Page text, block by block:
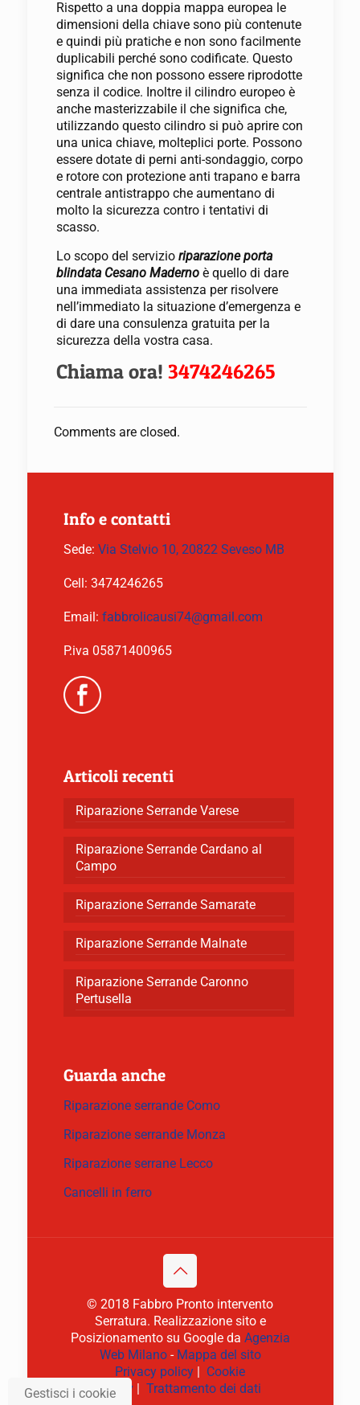
Rispetto a una doppia mappa europea le
dimensioni della chiave sono più contenute
e quindi più pratiche e non sono facilmente
duplicabili perché sono codificate. Questo
significa che non possono essere riprodotte
senza il codice. Inoltre il cilindro europeo è
anche masterizzabile il che significa che,
utilizzando questo cilindro si può aprire con
una unica chiave, molteplici porte. Possono
essere dotate di perni anti-sondaggio, corpo
e rotore con protezione anti trapano e barra
centrale antistrappo che aumentano di
molto la sicurezza contro i tentativi di
scasso.
Lo scopo del servizio riparazione porta
blindata Cesano Madernoè quello di dare
una immediata assistenza per risolvere
nell’immediato la situazione d’emergenza e
di dare una consulenza gratuita per la
sicurezza della vostra casa.
Chiama ora! 3474246265
Comments are closed.
Info e contatti
Sede: Via Stelvio 10, 20822 Seveso MB
Cell: 3474246265
Email: fabbrolicausi74@gmail.com
P.iva 05871400965
Articoli recenti
Riparazione Serrande Varese
Riparazione Serrande Cardano al
Campo
Riparazione Serrande Samarate
Riparazione Serrande Malnate
Riparazione Serrande Caronno
Pertusella
Guarda anche
Riparazione serrande Como
Riparazione serrande Monza
Riparazione serrane Lecco
Cancelli in ferro
© 2018 Fabbro Pronto intervento
Serratura. Realizzazione sito e
Posizionamento su Google da Agenzia
Web Milano- Mappa del sito
Privacy policy | Cookie
policy| Trattamento dei dati
Gestisci i cookie